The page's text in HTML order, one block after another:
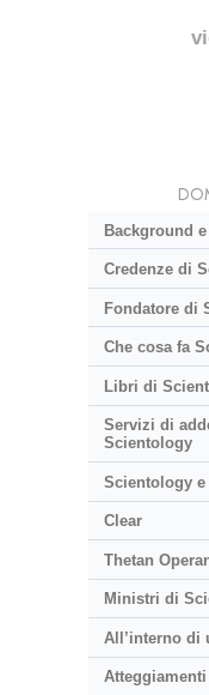
Background
Credenze di
Fondatore di
Che cosa fa
Libri di
Servizi di
Scientology
Scientology
Clear
Thetan
Ministri di
All’interno di